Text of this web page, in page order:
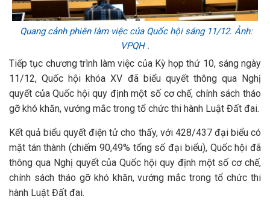
Quang cảnh phiên làm việc của Quốc hội sáng 11/12. Ảnh:
VPQH .
Tiếp tục chương trình làm việc của Kỳ họp thứ 10, sáng ngày
11/12, Quốc hội khóa XV đã biểu quyết thông qua Nghị
quyết của Quốc hội quy định một số cơ chế, chính sách tháo
gỡ khó khăn, vướng mắc trong tổ chức thi hành Luật Đất đai.
Kết quả biểu quyết điện tử cho thấy, với 428/437 đại biểu có
mặt tán thành (chiếm 90,49% tổng số đại biểu), Quốc hội đã
thông qua Nghị quyết của Quốc hội quy định một số cơ chế,
chính sách tháo gỡ khó khăn, vướng mắc trong tổ chức thi
hành Luật Đất đai.